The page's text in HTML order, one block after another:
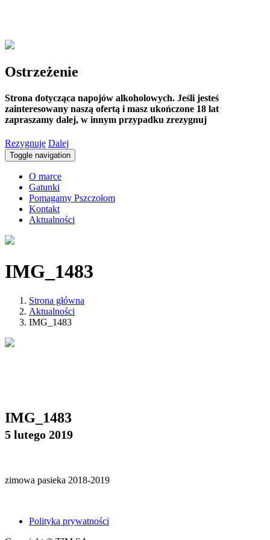
Ostrzeżenie
Strona dotycząca napojów alkoholowych. Jeśli jesteś
zainteresowany naszą ofertą i masz ukończone 18 lat
zapraszamy dalej, w innym przypadku zrezygnuj
Rezygnuję Dalej
Toggle navigation
O marce
Gatunki
Pomagamy Pszczołom
Kontakt
Aktualności
IMG_1483
Strona główna
Aktualności
IMG_1483
IMG_1483
5 lutego 2019
zimowa pasieka 2018-2019
Polityka prywatności